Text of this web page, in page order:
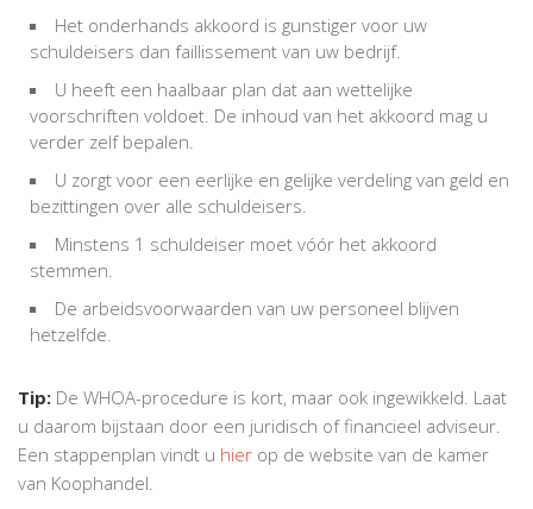
Het onderhands akkoord is gunstiger voor uw
schuldeisers dan faillissement van uw bedrijf.
U heeft een haalbaar plan dat aan wettelijke
voorschriften voldoet. De inhoud van het akkoord mag u
verder zelf bepalen.
U zorgt voor een eerlijke en gelijke verdeling van geld en
bezittingen over alle schuldeisers.
Minstens 1 schuldeiser moet vóór het akkoord
stemmen.
De arbeidsvoorwaarden van uw personeel blijven
hetzelfde.
Tip: De WHOA-procedure is kort, maar ook ingewikkeld. Laat
u daarom bijstaan door een juridisch of financieel adviseur.
Een stappenplan vindt u hier op de website van de kamer
van Koophandel.